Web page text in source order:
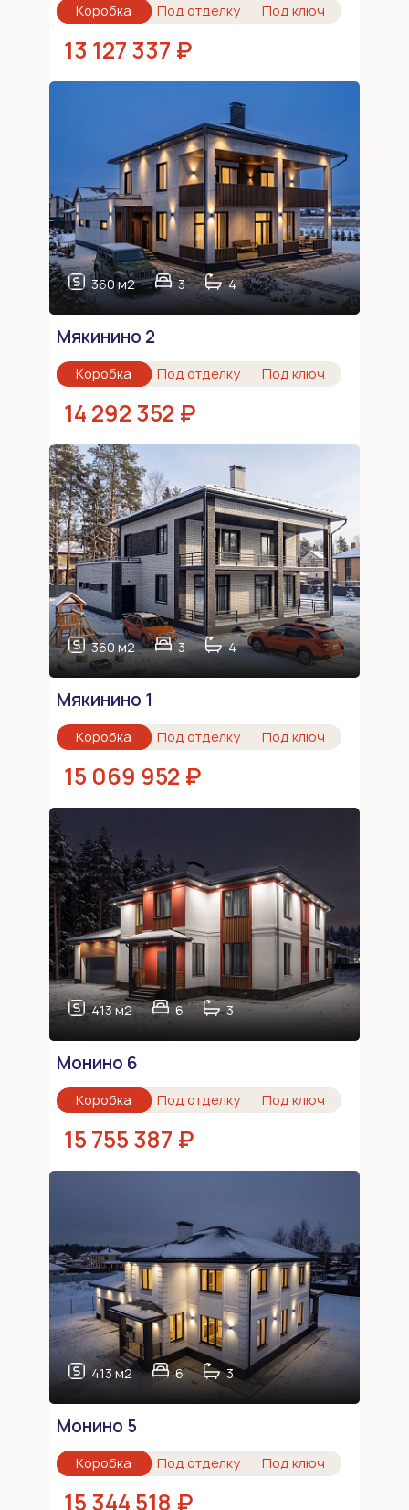
Коробка Под отделку Под ключ
13 127 337 ₽
360 м2 3 4
Мякинино 2
Коробка Под отделку Под ключ
14 292 352 ₽
360 м2 3 4
Мякинино 1
Коробка Под отделку Под ключ
15 069 952 ₽
413 м2 6 3
Монино 6
Коробка Под отделку Под ключ
15 755 387 ₽
413 м2 6 3
Монино 5
Коробка Под отделку Под ключ
15 344 518 ₽